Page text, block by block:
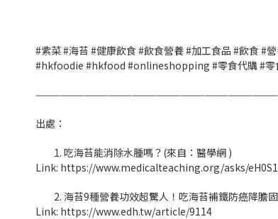
#紫菜 #海苔 #健康飲食 #飲食營養 #加工食品 #飲食 #
#hkfoodie #hkfood #onlineshopping #零食代購 #零
出處：
吃海苔能消除水腫嗎？(來自：醫學網 )
Link: https://www.medicalteaching.org/asks/
海苔9種營養功效超驚人！吃海苔補鐵防癌降膽
Link: https://www.edh.tw/article/9114